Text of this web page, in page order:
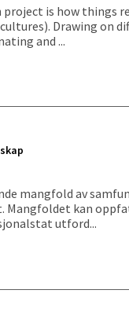
project is how
Drawing
and ...
mangfold av
kan
utford...